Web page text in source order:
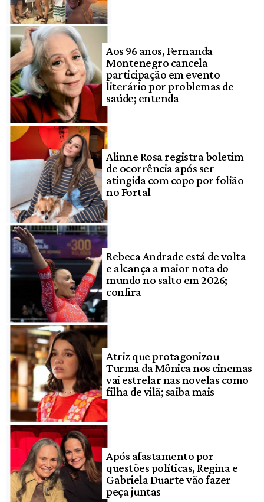
Aos 96 anos, Fernanda
Montenegro cancela
participação em evento
literário por problemas de
saúde; entenda
Alinne Rosa registra boletim
de ocorrência após ser
atingida com copo por folião
no Fortal
Rebeca Andrade está de volta
e alcança a maior nota do
mundo no salto em 2026;
confira
Atriz que protagonizou
Turma da Mônica nos cinemas
vai estrelar nas novelas como
filha de vilã; saiba mais
Após afastamento por
questões políticas, Regina e
Gabriela Duarte vão fazer
peça juntas